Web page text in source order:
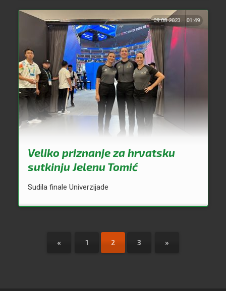
09.08.2023. 01:49
Veliko priznanje za hrvatsku
sutkinju Jelenu Tomić
Sudila finale Univerzijade
« 1 2 3 »